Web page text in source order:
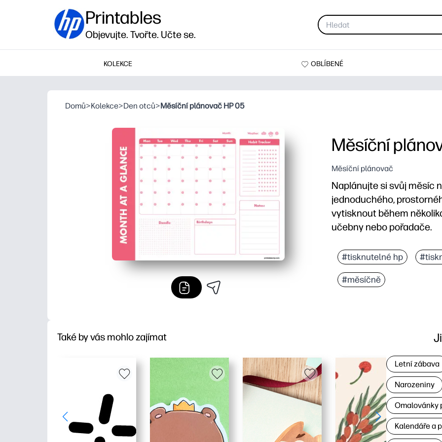
Printables
Objevujte. Tvořte. Učte se.
KOLEKCE OBLÍBENÉ
Domů>Kolekce>Den otců>Měsíční plánovač HP 05
Měsíční
Měsíční plánovač
Naplánujte si svůj měsíc
jednoduchého,
vytisknout během
učebny nebo pořadače.
Bez přípravy a rychlé -
Jasný měsíční přehled
Všestranný pro
#tisknutelné hp
#měsíčně
Také by vás mohlo zajímat
Letní zábava
Narozeniny
Omalovánky
Kalendáře a